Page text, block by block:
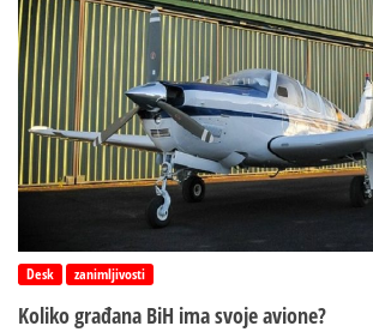
Desk zanimljivosti
Koliko građana BiH ima svoje avione?